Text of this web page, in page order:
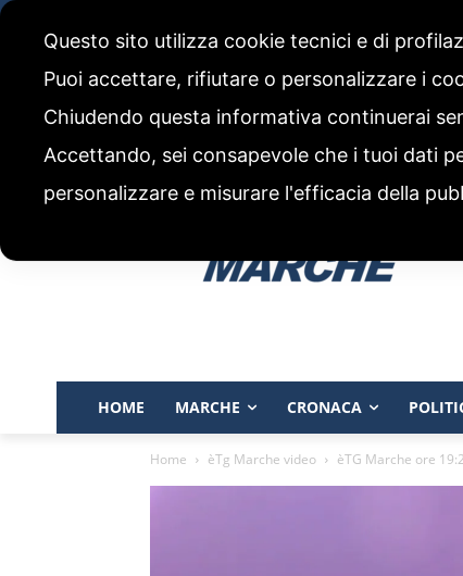
CODICE ETICO E POLITICA
HOME MARCHE CRONACA
Home èTg Marche video èTG Marche ore
Questo sito utilizza cookie tecnici e di
Puoi accettare, rifiutare o personalizzare i
Chiudendo questa informativa continuerai
Accettando, sei consapevole che i tuoi dati
personalizzare e misurare l'efficacia della